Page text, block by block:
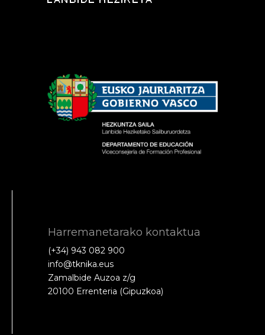
Harremanetarako kontaktua
(+34) 943 082 900
info@tknika.eus
Zamalbide Auzoa z/g
20100 Errenteria (Gipuzkoa)